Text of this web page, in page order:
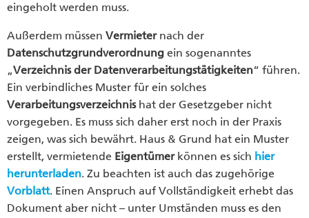
eingeholt werden muss.
Außerdem müssen Vermieternach der
Datenschutzgrundverordnung ein sogenanntes
„Verzeichnis der Datenverarbeitungstätigkeiten“ führen.
Ein verbindliches Muster für ein solches
Verarbeitungsverzeichnishat der Gesetzgeber nicht
vorgegeben. Es muss sich daher erst noch in der Praxis
zeigen, was sich bewährt. Haus & Grund hat ein Muster
erstellt, vermietende Eigentümerkönnen es sich hier
herunterladen. Zu beachten ist auch das zugehörige
Vorblatt. Einen Anspruch auf Vollständigkeit erhebt das
Dokument aber nicht – unter Umständen muss es den